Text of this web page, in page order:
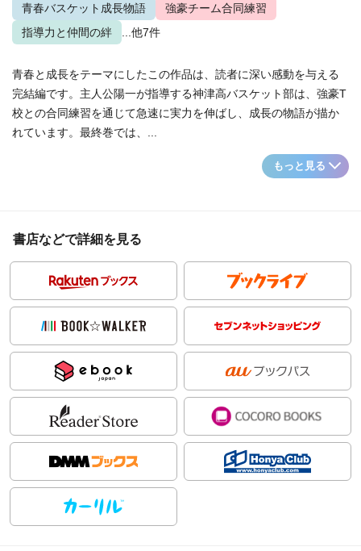
青春バスケット成長物語
強豪チーム合同練習
指導力と仲間の絆
...他7件
青春と成長をテーマにしたこの作品は、読者に深い感動を与える
完結編です。主人公陽一が指導する神津高バスケット部は、強豪T
校との合同練習を通じて急速に実力を伸ばし、成長の物語が描か
れています。最終巻では、...
もっと見る
書店などで詳細を見る